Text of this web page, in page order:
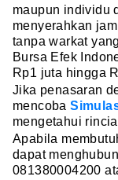
maupun individu
menyerahkan
tanpa warkat
Bursa Efek
Rp1 juta hingga
Jika penasaran
mencoba
mengetahui
Apabila
dapat
081380004200